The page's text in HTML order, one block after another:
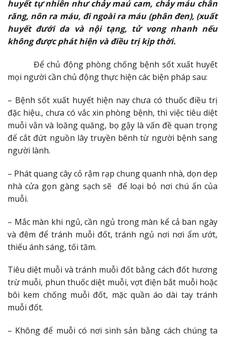
huyết tự nhiên như chảy maú cam, chảy máu chân
răng, nôn ra máu, đi ngoài ra máu (phân đen), (xuất
huyết đưới da và nội tạng, tử vong nhanh nếu
không được phát hiện và điều trị kịp thời.
Để chủ động phòng chống bệnh sốt xuất huyết
mọi người cần chủ động thực hiện các biện pháp sau:
– Bệnh sốt xuất huyết hiện nay chưa có thuốc điều trị
đặc hiệu., chưa có vắc xin phòng bệnh, thì việc tiêu diệt
muỗi vằn và loăng quăng, bọ gậy là vấn đề quan trọng
để cắt đứt nguồn lây truyền bênh từ người bệnh sang
người lành.
– Phát quang cây cỏ rậm rạp chung quanh nhà, dọn dẹp
nhà cửa gọn gàng sạch sẽ để loại bỏ nơi chú ẩn của
muỗi.
– Mắc màn khi ngủ, cần ngủ trong màn kể cả ban ngày
và đêm để tránh muỗi đốt, tránh ngủ nơi nơi ẩm ướt,
thiếu ánh sáng, tối tăm.
Tiêu diệt muỗi và tránh muỗi đốt bằng cách đốt hương
trừ muỗi, phun thuốc diệt muỗi, vợt điện bắt muỗi hoặc
bôi kem chống muỗi đốt, mặc quần áo dài tay tránh
muỗi đốt.
– Không để muỗi có nơi sinh sản bằng cách chúng ta